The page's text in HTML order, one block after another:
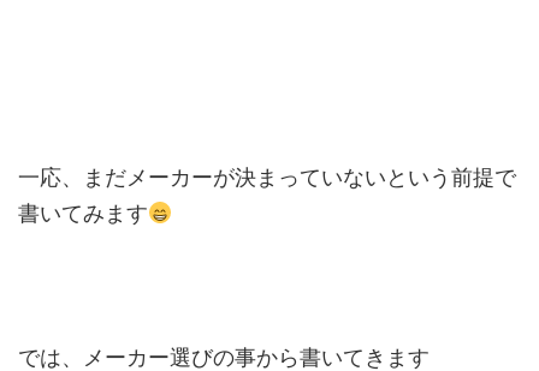
一応、まだメーカーが決まっていないという前提で
書いてみます
では、メーカー選びの事から書いてきます